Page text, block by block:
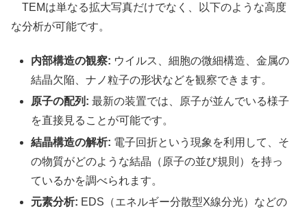
TEMは単なる拡大写真だけでなく、以下のような高度
な分析が可能です。
内部構造の観察: ウイルス、細胞の微細構造、金属の
結晶欠陥、ナノ粒子の形状などを観察できます。
原子の配列: 最新の装置では、原子が並んでいる様子
を直接見ることが可能です。
結晶構造の解析: 電子回折という現象を利用して、そ
の物質がどのような結晶（原子の並び規則）を持っ
ているかを調べられます。
元素分析: EDS（エネルギー分散型X線分光）などの